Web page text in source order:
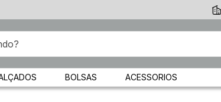
BOLSAS ACESSORIOS